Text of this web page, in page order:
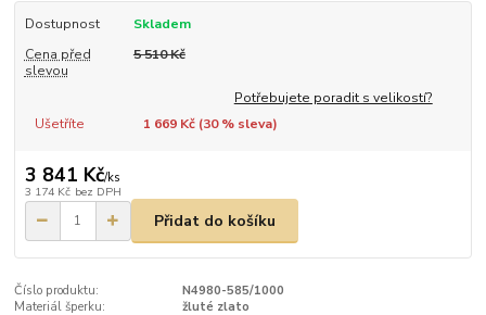
Dostupnost
Skladem
Cena před
slevou
5 510 Kč
Potřebujete poradit s velikostí?
Ušetříte
1 669 Kč (30% sleva)
3 841 Kč/ks
3 174 Kč bez DPH
Přidat do košíku
Číslo produktu:
N4980-585/1000
Materiál šperku:
žluté zlato